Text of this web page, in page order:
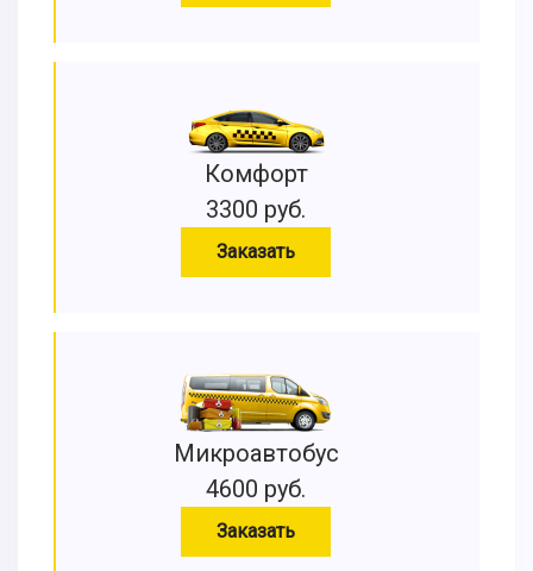
Комфорт
3300 руб.
Заказать
Микроавтобус
4600 руб.
Заказать